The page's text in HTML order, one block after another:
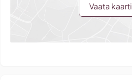
Vaata kaarti